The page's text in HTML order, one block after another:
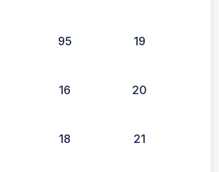
95 19
16 20
18 21